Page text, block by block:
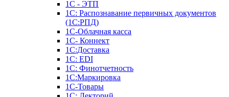
1С - ЭТП
1С: Распознавание первичных документов
(1С:РПД)
1С-Облачная касса
1С- Коннект
1С:Доставка
1С: EDI
1С: Финотчетность
1С:Маркировка
1С-Товары